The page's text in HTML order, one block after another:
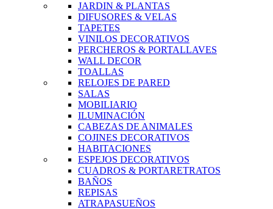
JARDIN & PLANTAS
DIFUSORES & VELAS
TAPETES
VINILOS DECORATIVOS
PERCHEROS & PORTALLAVES
WALL DECOR
TOALLAS
RELOJES DE PARED
SALAS
MOBILIARIO
ILUMINACIÓN
CABEZAS DE ANIMALES
COJINES DECORATIVOS
HABITACIONES
ESPEJOS DECORATIVOS
CUADROS & PORTARETRATOS
BAÑOS
REPISAS
ATRAPASUEÑOS